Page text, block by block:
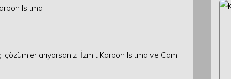
çözümler arıyorsanız, İzmit Karbon Isıtma ve Cami